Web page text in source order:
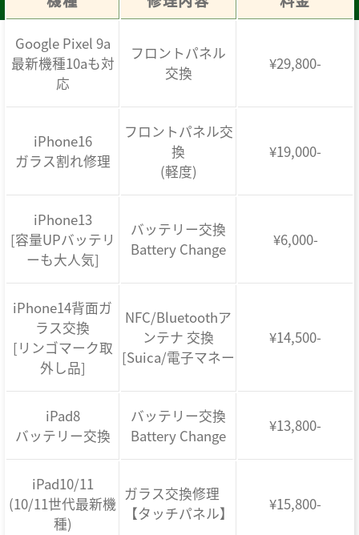
Google Pixel 9a
最新機種10aも対
応
フロントパネル
交換
¥29,800-
iPhone16
ガラス割れ修理
フロントパネル交
換
(軽度)
¥19,000-
iPhone13
[容量UPバッテリ
ーも大人気]
バッテリー交換
Battery Change
¥6,000-
iPhone14背面ガ
ラス交換
[リンゴマーク取
外し品]
NFC/Bluetoothア
ンテナ 交換
[Suica/電子マネー
¥14,500-
iPad8
バッテリー交換
バッテリー交換
Battery Change
¥13,800-
iPad10/11
(10/11世代最新機
種)
ガラス交換修理
【タッチパネル】
¥15,800-